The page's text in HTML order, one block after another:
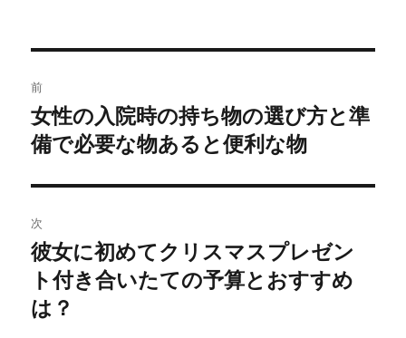
で
共
い
ウ
ン
ド
開
に
は
し
て
く
だ
さ
新
ン
ド
ウ
で
開
き
リ
稿
ナ
ビ
ゲ
ー
シ
前
過
去
投
稿:
女性の入院時の持ち物の選び方と準
備で必要な物あると便利な物
次
次
の
投
稿:
彼女に初めてクリスマスプレゼン
ト付き合いたての予算とおすすめ
は？